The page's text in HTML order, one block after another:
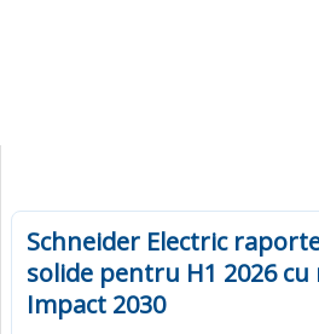
Schneider Electric
solide pentru H1 2026
Impact 2030